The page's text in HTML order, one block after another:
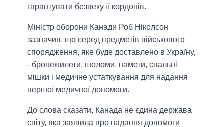
гарантувати безпеку її кордонів.
Міністр оборони Канади Роб Ніколсон
зазначив, що серед предметів військового
спорядження, яке буде доставлено в Україну,
- бронежилети, шоломи, намети, спальні
мішки і медичне устаткування для надання
першої медичної допомоги.
До слова сказати, Канада не єдина держава
світу, яка заявила про надання допомоги